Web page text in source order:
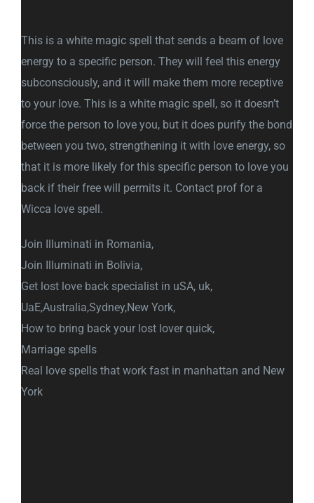
This is a white magic spell that sends a beam of love
energy to a specific person. They will feel this energy
subconsciously, and it will make them more receptive
to your love. This is a white magic spell, so it doesn’t
force the person to love you, but it does purify the bond
between you two, strengthening it with love energy, so
that it is more likely for this specific person to love you
back if their free will permits it. Contact prof for a
Wicca love spell.
Join Illuminati in Romania,
Join Illuminati in Bolivia,
Get lost love back specialist in uSA, uk,
UaE,Australia,Sydney,New York,
How to bring back your lost lover quick,
Marriage spells
Real love spells that work fast in manhattan and New
York